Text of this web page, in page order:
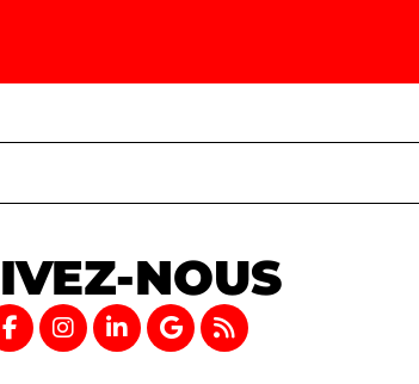
NOUS